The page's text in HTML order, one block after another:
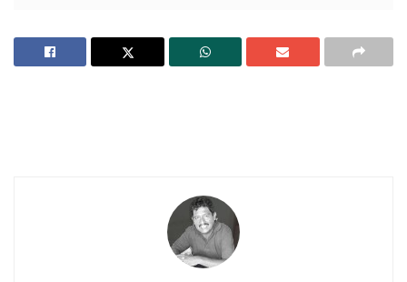
habían llegado algunos de mis hermanos. Luego
hacer”. Más tarde llegarían los empleados de la
Funeraria Bañuelos para depositar el cuerpo de
mi madre en un ataúd provisional.